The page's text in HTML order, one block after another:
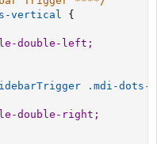
vertical
{
double-left ;
.mdi-
double-right ;